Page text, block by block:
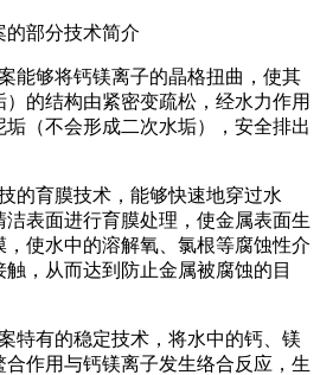
的部分技术简介
能够将钙镁离子的晶格扭曲，使其
的结构由紧密变疏松，经水力作用
（不会形成二次水垢），安全排出
的育膜技术，能够快速地穿过水
表面进行育膜处理，使金属表面生
，使水中的溶解氧、氯根等腐蚀性介
，从而达到防止金属被腐蚀的目
特有的稳定技术，将水中的钙、镁
作用与钙镁离子发生络合反应，生